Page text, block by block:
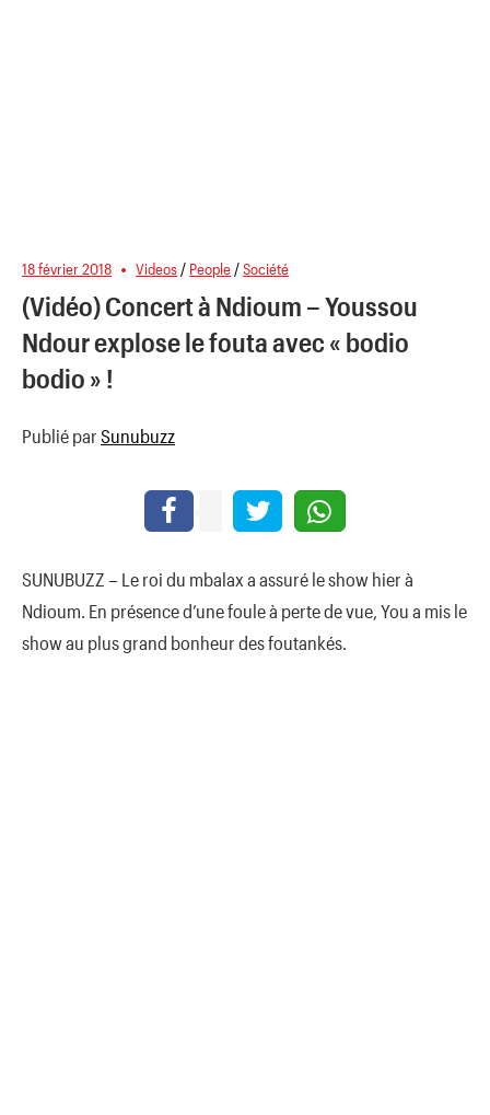
18 février 2018 Videos / People /Société
(Vidéo) Concert à Ndioum – Youssou
Ndour explose le fouta avec « bodio
bodio » !
Publié par Sunubuzz
SUNUBUZZ – Le roi du mbalax a assuré le show hier à
Ndioum. En présence d’une foule à perte de vue, You a mis le
show au plus grand bonheur des foutankés.